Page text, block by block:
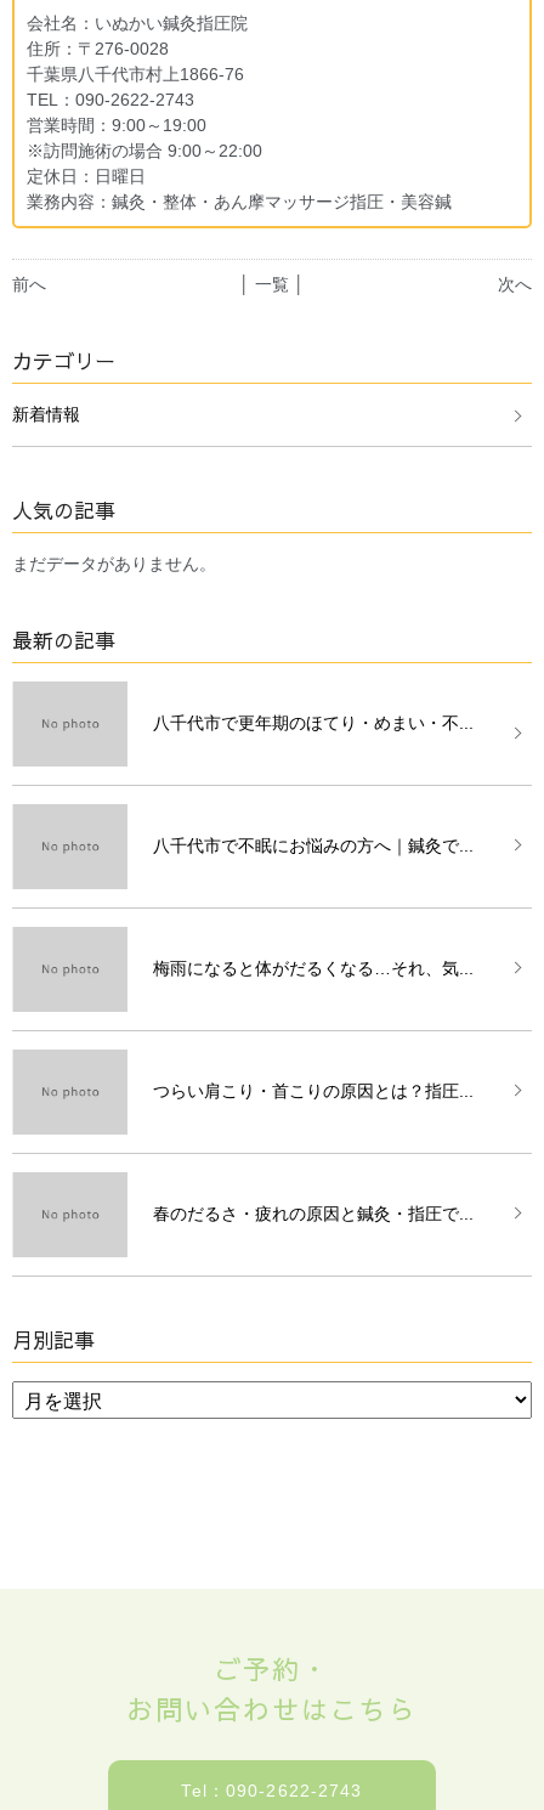
会社名：いぬかい鍼灸指圧院
住所：〒276-0028
千葉県八千代市村上1866-76
TEL：090-2622-2743
営業時間：9:00～19:00
※訪問施術の場合 9:00～22:00
定休日：日曜日
業務内容：鍼灸・整体・あん摩マッサージ指圧・美容鍼
前へ 次へ
│ 一覧 │
カテゴリー
新着情報
人気の記事
まだデータがありません。
最新の記事
八千代市で更年期のほてり・めまい・不...
八千代市で不眠にお悩みの方へ｜鍼灸で...
梅雨になると体がだるくなる…それ、気...
つらい肩こり・首こりの原因とは？指圧...
春のだるさ・疲れの原因と鍼灸・指圧で...
月別記事
ご予約・
お問い合わせはこちら
Tel：090-2622-2743